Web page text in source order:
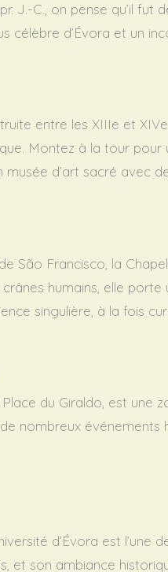
J.-C., on pense qu’il
célèbre d’Évora et un
entre les XIIIe et
Montez à la tour pour
d’art sacré avec
São Francisco, la
humains, elle
singulière, à la fois
du Giraldo, est une
nombreux événements
d’Évora est
et son ambiance